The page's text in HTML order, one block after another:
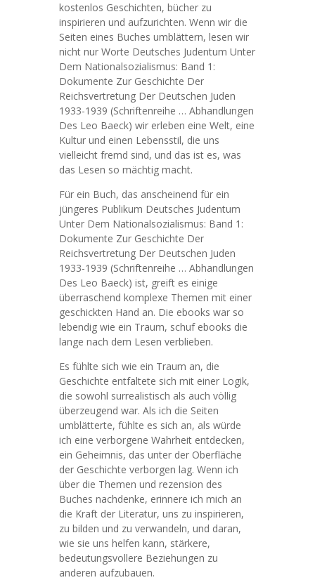
kostenlos Geschichten, bücher zu
inspirieren und aufzurichten. Wenn wir die
Seiten eines Buches umblättern, lesen wir
nicht nur Worte Deutsches Judentum Unter
Dem Nationalsozialismus: Band 1:
Dokumente Zur Geschichte Der
Reichsvertretung Der Deutschen Juden
1933-1939 (Schriftenreihe … Abhandlungen
Des Leo Baeck) wir erleben eine Welt, eine
Kultur und einen Lebensstil, die uns
vielleicht fremd sind, und das ist es, was
das Lesen so mächtig macht.
Für ein Buch, das anscheinend für ein
jüngeres Publikum Deutsches Judentum
Unter Dem Nationalsozialismus: Band 1:
Dokumente Zur Geschichte Der
Reichsvertretung Der Deutschen Juden
1933-1939 (Schriftenreihe … Abhandlungen
Des Leo Baeck) ist, greift es einige
überraschend komplexe Themen mit einer
geschickten Hand an. Die ebooks war so
lebendig wie ein Traum, schuf ebooks die
lange nach dem Lesen verblieben.
Es fühlte sich wie ein Traum an, die
Geschichte entfaltete sich mit einer Logik,
die sowohl surrealistisch als auch völlig
überzeugend war. Als ich die Seiten
umblätterte, fühlte es sich an, als würde
ich eine verborgene Wahrheit entdecken,
ein Geheimnis, das unter der Oberfläche
der Geschichte verborgen lag. Wenn ich
über die Themen und rezension des
Buches nachdenke, erinnere ich mich an
die Kraft der Literatur, uns zu inspirieren,
zu bilden und zu verwandeln, und daran,
wie sie uns helfen kann, stärkere,
bedeutungsvollere Beziehungen zu
anderen aufzubauen.